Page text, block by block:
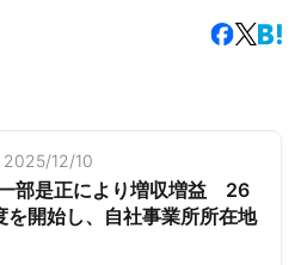
2025/12/10
部是正により増収増益 26
開始し、自社事業所所在地